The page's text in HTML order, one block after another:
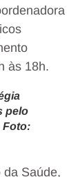
às 18h.
pelo
Foto:
da Saúde,